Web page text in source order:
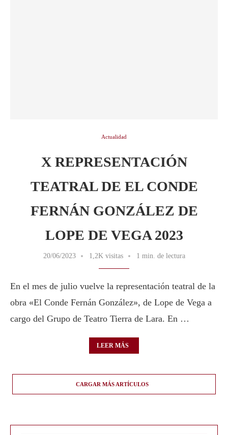
Actualidad
X REPRESENTACIÓN
TEATRAL DE EL CONDE
FERNÁN GONZÁLEZ DE
LOPE DE VEGA 2023
20/06/2023 1,2K visitas 1 min. de lectura
En el mes de julio vuelve la representación teatral de la
obra «El Conde Fernán González», de Lope de Vega a
cargo del Grupo de Teatro Tierra de Lara. En …
LEER MÁS
CARGAR MÁS ARTÍCULOS